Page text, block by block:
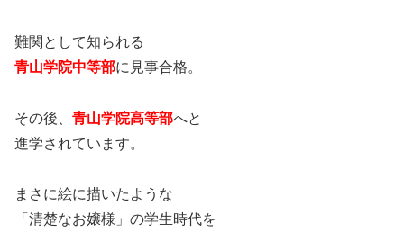
難関として知られる
青山学院中等部に見事合格。
その後、 青山学院高等部へと
進学されています。
まさに絵に描いたような
「清楚なお嬢様」の学生時代を